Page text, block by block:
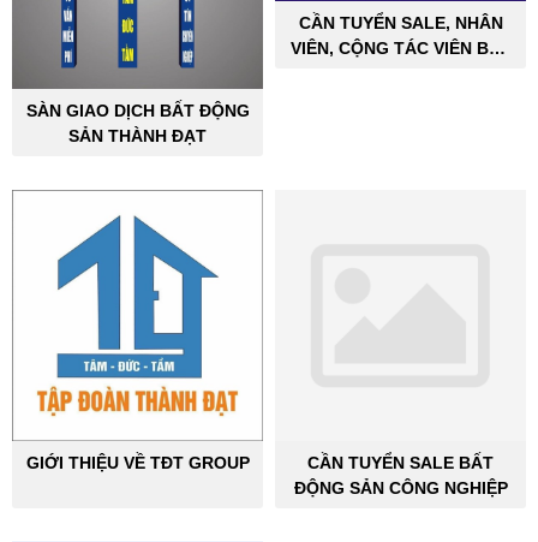
SÀN GIAO DỊCH BẤT ĐỘNG
SẢN THÀNH ĐẠT
CẦN TUYỂN SALE, NHÂN
VIÊN, CỘNG TÁC VIÊN BẤT
GIỚI THIỆU VỀ TĐT GROUP
CẦN TUYỂN SALE BẤT
ĐỘNG SẢN CÔNG NGHIỆP